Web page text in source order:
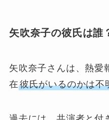
矢吹奈子の彼氏は誰
矢吹奈子さんは、熱愛
在彼氏がいるのかは不